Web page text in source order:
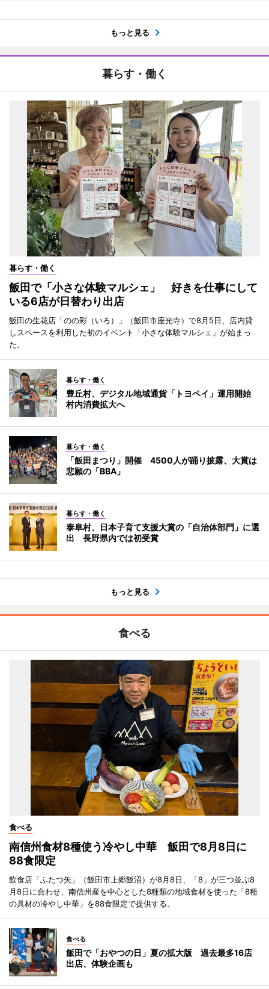
もっと見る
暮らす・働く
暮らす・働く
飯田で「小さな体験マルシェ」 好きを仕事にして
いる6店が日替わり出店
飯田の生花店「のの彩（いろ）」（飯田市座光寺）で8月5日、店内貸
しスペースを利用した初のイベント「小さな体験マルシェ」が始まっ
た。
暮らす・働く
豊丘村、デジタル地域通貨「トヨペイ」運用開始
村内消費拡大へ
暮らす・働く
「飯田まつり」開催 4500人が踊り披露、大賞は
悲願の「BBA」
暮らす・働く
泰阜村、日本子育て支援大賞の「自治体部門」に選
出 長野県内では初受賞
もっと見る
食べる
食べる
南信州食材8種使う冷やし中華 飯田で8月8日に
88食限定
飲食店「ふたつ矢」（飯田市上郷飯沼）が8月8日、「8」が三つ並ぶ8
月8日に合わせ、南信州産を中心とした8種類の地域食材を使った「8種
の具材の冷やし中華」を88食限定で提供する。
食べる
飯田で「おやつの日」夏の拡大版 過去最多16店
出店、体験企画も